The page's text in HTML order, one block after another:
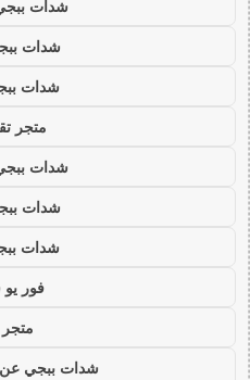
شدات
شدات
شدات
متجر
شدات
شدات
شدات
فور يو
متجر 4u
شدات ببجي عن